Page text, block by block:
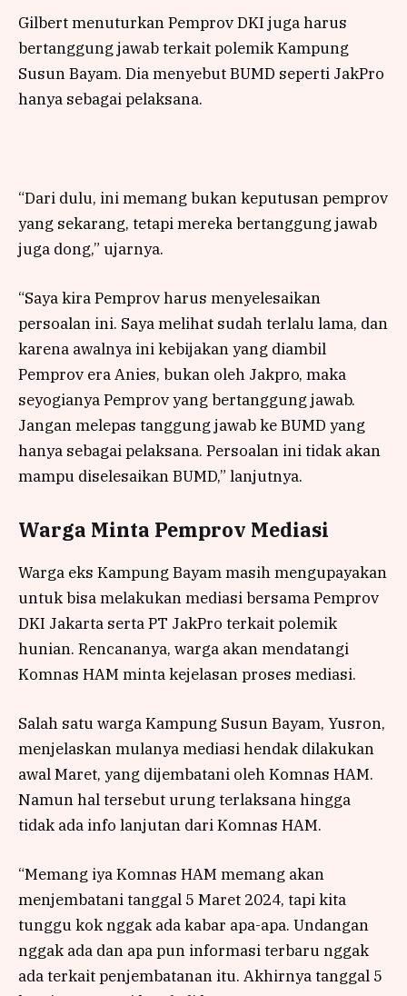
Gilbert menuturkan Pemprov DKI juga harus
bertanggung jawab terkait polemik Kampung
Susun Bayam. Dia menyebut BUMD seperti JakPro
hanya sebagai pelaksana.
“Dari dulu, ini memang bukan keputusan pemprov
yang sekarang, tetapi mereka bertanggung jawab
juga dong,” ujarnya.
“Saya kira Pemprov harus menyelesaikan
persoalan ini. Saya melihat sudah terlalu lama, dan
karena awalnya ini kebijakan yang diambil
Pemprov era Anies, bukan oleh Jakpro, maka
seyogianya Pemprov yang bertanggung jawab.
Jangan melepas tanggung jawab ke BUMD yang
hanya sebagai pelaksana. Persoalan ini tidak akan
mampu diselesaikan BUMD,” lanjutnya.
Warga Minta Pemprov Mediasi
Warga eks Kampung Bayam masih mengupayakan
untuk bisa melakukan mediasi bersama Pemprov
DKI Jakarta serta PT JakPro terkait polemik
hunian. Rencananya, warga akan mendatangi
Komnas HAM minta kejelasan proses mediasi.
Salah satu warga Kampung Susun Bayam, Yusron,
menjelaskan mulanya mediasi hendak dilakukan
awal Maret, yang dijembatani oleh Komnas HAM.
Namun hal tersebut urung terlaksana hingga
tidak ada info lanjutan dari Komnas HAM.
“Memang iya Komnas HAM memang akan
menjembatani tanggal 5 Maret 2024, tapi kita
tunggu kok nggak ada kabar apa-apa. Undangan
nggak ada dan apa pun informasi terbaru nggak
ada terkait penjembatanan itu. Akhirnya tanggal 5